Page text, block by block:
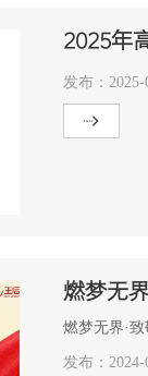
2025年
发布：2025-
燃梦无
燃梦无界·
发布：2024-